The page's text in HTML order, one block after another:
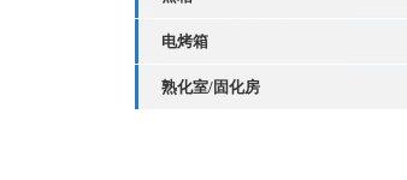
电烤箱
熟化室/固化房